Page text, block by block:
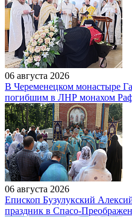
06 августа 2026
В Череменецком монастыре
погибшим в ЛНР монахом
06 августа 2026
Епископ Бузулукский
праздник в Спасо-